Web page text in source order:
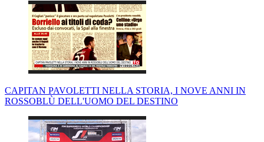
CAPITAN PAVOLETTI NELLA STORIA, I NOVE ANNI IN
ROSSOBLÙ DELL'UOMO DEL DESTINO